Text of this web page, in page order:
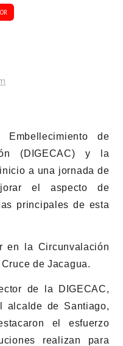
de
(DIGECAC) y la
a una jornada de
el aspecto de
principales de esta
en la Circunvalación
de Jacagua.
de la DIGECAC,
alcalde de Santiago,
el esfuerzo
realizan para